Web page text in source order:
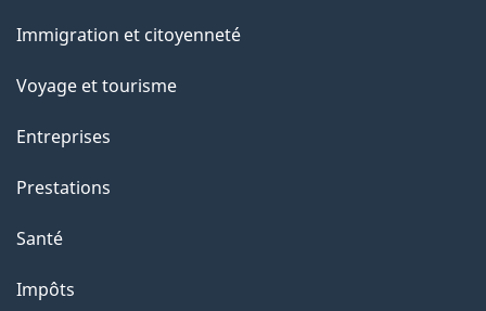
sujets
Immigration et citoyenneté
Voyage et tourisme
Entreprises
Prestations
Santé
Impôts